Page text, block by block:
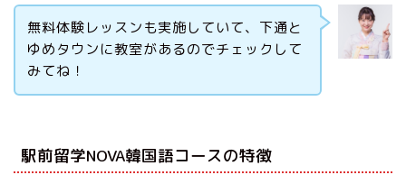
無料体験レッスンも実施していて、下通と
ゆめタウンに教室があるのでチェックして
みてね！
駅前留学NOVA韓国語コースの特徴